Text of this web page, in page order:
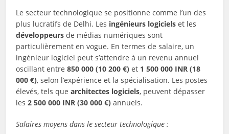
Le secteur technologique se positionne comme l’un des
plus lucratifs de Delhi. Les ingénieurs logiciels et les
développeurs de médias numériques sont
particulièrement en vogue. En termes de salaire, un
ingénieur logiciel peut s’attendre à un revenu annuel
oscillant entre850 000 (10 200 €) et 1 500 000 INR (18
000 €), selon l’expérience et la spécialisation. Les postes
élevés, tels quearchitectes logiciels, peuvent dépasser
les2 500 000 INR (30 000 €) annuels.
Salaires moyens dans le secteur technologique :